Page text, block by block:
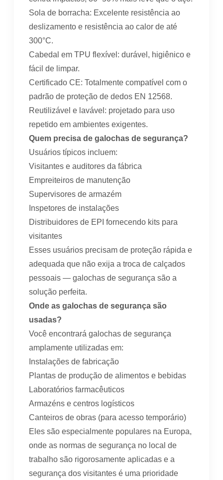
Sola de borracha: Excelente resistência ao
deslizamento e resistência ao calor de até
300°C.
Cabedal em TPU flexível: durável, higiênico e
fácil de limpar.
Certificado CE: Totalmente compatível com o
padrão de proteção de dedos EN 12568.
Reutilizável e lavável: projetado para uso
repetido em ambientes exigentes.
Quem precisa de galochas de segurança?
Usuários típicos incluem:
Visitantes e auditores da fábrica
Empreiteiros de manutenção
Supervisores de armazém
Inspetores de instalações
Distribuidores de EPI fornecendo kits para
visitantes
Esses usuários precisam de proteção rápida e
adequada que não exija a troca de calçados
pessoais — galochas de segurança são a
solução perfeita.
Onde as galochas de segurança são
usadas?
Você encontrará galochas de segurança
amplamente utilizadas em:
Instalações de fabricação
Plantas de produção de alimentos e bebidas
Laboratórios farmacêuticos
Armazéns e centros logísticos
Canteiros de obras (para acesso temporário)
Eles são especialmente populares na Europa,
onde as normas de segurança no local de
trabalho são rigorosamente aplicadas e a
segurança dos visitantes é uma prioridade